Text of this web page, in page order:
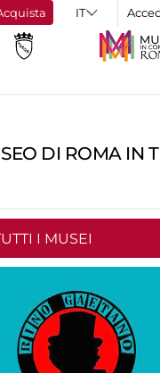
DI ROMA IN
I MUSEI